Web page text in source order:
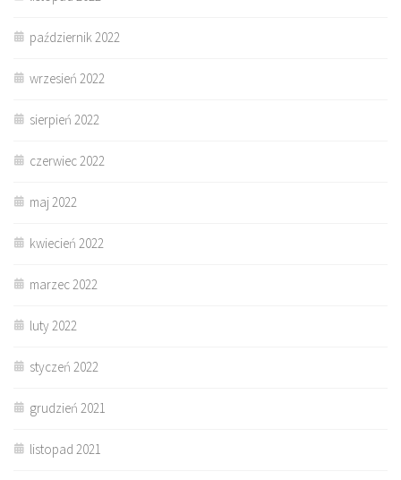
październik 2022
wrzesień 2022
sierpień 2022
czerwiec 2022
maj 2022
kwiecień 2022
marzec 2022
luty 2022
styczeń 2022
grudzień 2021
listopad 2021